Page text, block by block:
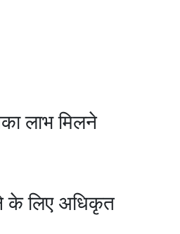
लाभ मिलने
के लिए अधिकृत